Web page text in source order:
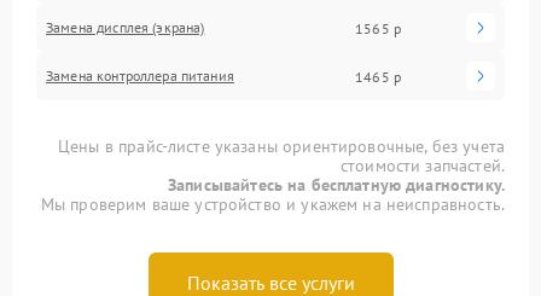
Замена дисплея (экрана) 1565 р
Замена контроллера питания 1465 р
Цены в прайс-листе указаны ориентировочные, без учета
стоимости запчастей.
Записывайтесь на бесплатную диагностику.
Мы проверим ваше устройство и укажем на неисправность.
Показать все услуги